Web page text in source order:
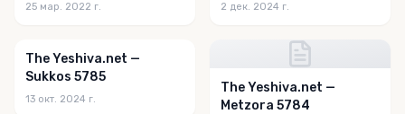
25 мар. 2022 г. 2 дек. 2024 г.
The Yeshiva.net —
Sukkos 5785
13 окт. 2024 г.
The Yeshiva.net —
Metzora 5784